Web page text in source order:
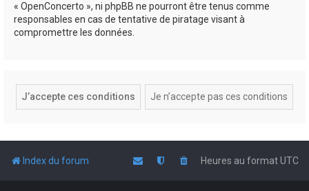
« OpenConcerto », ni phpBB ne pourront être tenus comme
responsables en cas de tentative de piratage visant à
compromettre les données.
Index du forum Heures au formatUTC